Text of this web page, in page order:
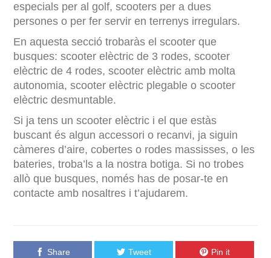
especials per al golf, scooters per a dues
persones o per fer servir en terrenys irregulars.
En aquesta secció trobaràs el scooter que
busques: scooter elèctric de 3 rodes, scooter
elèctric de 4 rodes, scooter elèctric amb molta
autonomia, scooter elèctric plegable o scooter
elèctric desmuntable.
Si ja tens un scooter elèctric i el que estàs
buscant és algun accessori o recanvi, ja siguin
càmeres d’aire, cobertes o rodes massisses, o les
bateries, troba’ls a la nostra botiga. Si no trobes
allò que busques, només has de posar-te en
contacte amb nosaltres i t’ajudarem.
Share Tweet Pin it